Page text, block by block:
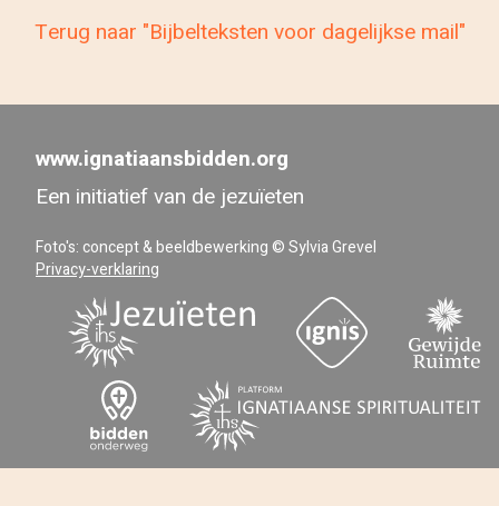
Terug naar "Bijbelteksten voor dagelijkse mail"
www.ignatiaansbidden.org
Een initiatief van de jezuïeten
Foto's: concept & beeldbewerking © Sylvia Grevel
Privacy-verklaring